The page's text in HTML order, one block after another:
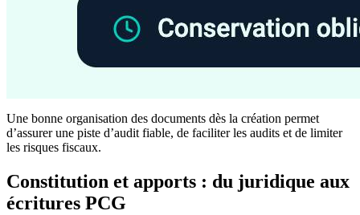
Une bonne organisation des documents dès la création permet
d’assurer une piste d’audit fiable, de faciliter les audits et de limiter
les risques fiscaux.
Constitution et apports : du juridique aux
écritures PCG